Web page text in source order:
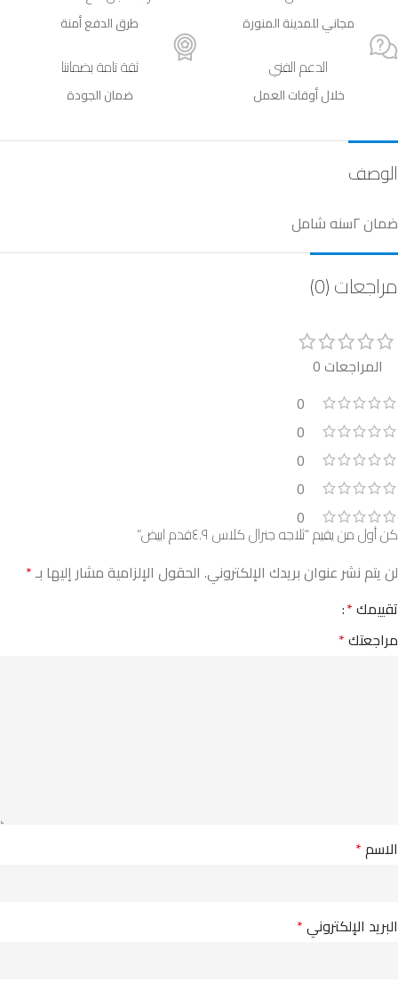
مجاني للمدينة المنورة طرق الدفع أمنة
الدعم الفني
خلال أوقات العمل
ثقة تامة بضماننا
ضمان الجودة
الوصف
ضمان ٢سنه شامل
مراجعات (0)
المراجعات 0
0
0
0
0
0
كن أول من يقيم “ثلاجه جنرال كلاس ٤.٩قدم ابيض”
لن يتم نشر عنوان بريدك الإلكتروني. الحقول الإلزامية مشار إليها بـ*
تقييمك*
مراجعتك*
الاسم*
البريد الإلكتروني*